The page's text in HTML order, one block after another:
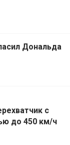
Дональда
с
до 450 км/ч